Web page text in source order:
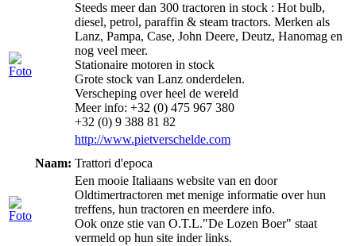
Steeds meer dan 300 tractoren in stock : Hot bulb,
diesel, petrol, paraffin & steam tractors. Merken als
Lanz, Pampa, Case, John Deere, Deutz, Hanomag en
nog veel meer.
Stationaire motoren in stock
Grote stock van Lanz onderdelen.
Verscheping over heel de wereld
Meer info: +32 (0) 475 967 380
+32 (0) 9 388 81 82
http://www.pietverschelde.com
Naam: Trattori d'epoca
Een mooie Italiaans website van en door
Oldtimertractoren met menige informatie over hun
treffens, hun tractoren en meerdere info.
Ook onze stie van O.T.L."De Lozen Boer" staat
vermeld op hun site inder links.